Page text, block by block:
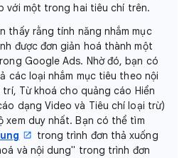
với một trong hai tiêu chí trên.
thấy rằng tính năng nhắm mục
được đơn giản hoá thành một
Google Ads. Nhờ đó, bạn có
các loại nhắm mục tiêu theo nội
trí, Từ khoá cho quảng cáo Hiển
dạng Video và Tiêu chí loại trừ)
xem duy nhất. Bạn có thể tìm
trong trình đơn thả xuống
và nội dung" trong trình đơn